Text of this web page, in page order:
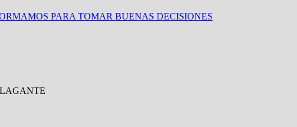
PARA TOMAR BUENAS DECISIONES